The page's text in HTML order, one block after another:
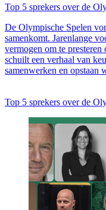
Top 5 sprekers over de
De Olympische Spelen
samenkomt. Jarenlange
vermogen om te
schuilt een verhaal van
samenwerken en opstaan
Top 5 sprekers over de